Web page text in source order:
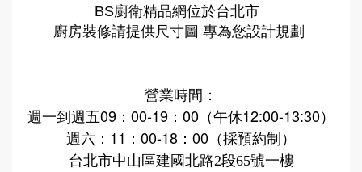
BS廚衛精品網位於台北市
廚房裝修請提供尺寸圖 專為您設計規劃
營業時間：
週一到週五09：00-19：00（午休12:00-13:30）
週六：11：00-18：00（採預約制）
台北市中山區建國北路2段65號一樓